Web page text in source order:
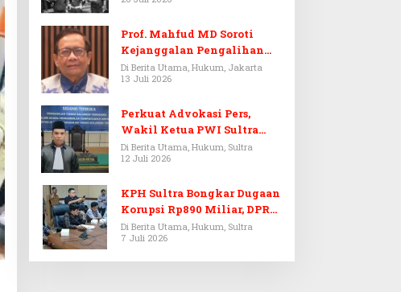
Prof. Mahfud MD Soroti
Kejanggalan Pengalihan
Penyelidikan Tersangka
Febrie Adriansyah
Di Berita Utama, Hukum, Jakarta
13 Juli 2026
Perkuat Advokasi Pers,
Wakil Ketua PWI Sultra
Resmi Dilantik Menjadi
Advokat PERADI
Di Berita Utama, Hukum, Sultra
12 Juli 2026
KPH Sultra Bongkar Dugaan
Korupsi Rp890 Miliar, DPRD
Sultra Gelar RDP
Di Berita Utama, Hukum, Sultra
7 Juli 2026